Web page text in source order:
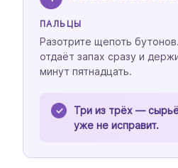
ПАЛЬЦЫ
Разотрите щепоть
отдаёт запах сразу и
минут пятнадцать.
Три из трёх —
уже не исправит.